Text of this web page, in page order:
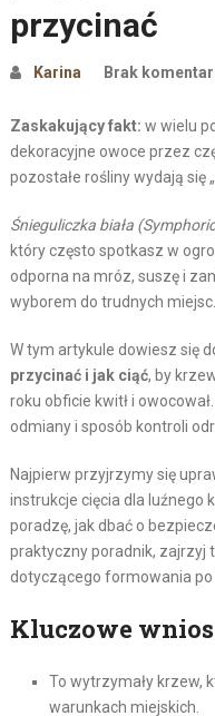
przycinać
Karina Brak
Zaskakujący fakt: w wielu
dekoracyjne owoce przez
pozostałe rośliny wydają się
Śnieguliczka biała
który często spotkasz w
odporna na mróz, suszę i
wyborem do trudnych miejsc.
W tym artykule dowiesz się
przycinać i jak ciąć, by
roku obficie kwitł i
odmiany i sposób kontroli
Najpierw przyjrzymy się
instrukcje cięcia dla luźnego
poradzę, jak dbać o
praktyczny poradnik, zajrzyj
dotyczącego formowania po
Kluczowe
To wytrzymały krzew,
warunkach miejskich.